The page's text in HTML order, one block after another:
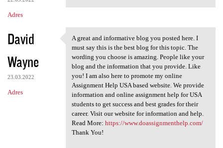
Adres
David
Wayne
23.03.2022
Adres
A great and informative blog
A great and informative blog you posted here. I
must say this is the best blog for this topic. The
wording you choose is amazing. People like your
blog and the information that you provide. Like
you! I am also here to promote my online
Assignment Help USA based website. We provide
information and online assignment help for USA
students to get success and best grades for their
career. Visit our website for information and help.
Read More: https://www.doassignmenthelp.com/
Thank You!